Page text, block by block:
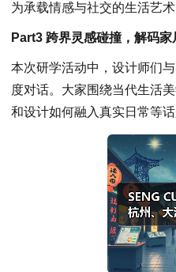
为承载情感与社交的生活艺术
Part3 跨界灵感碰撞，解码
本次研学活动中，设计师们
度对话。大家围绕当代生活
和设计如何融入真实日常等